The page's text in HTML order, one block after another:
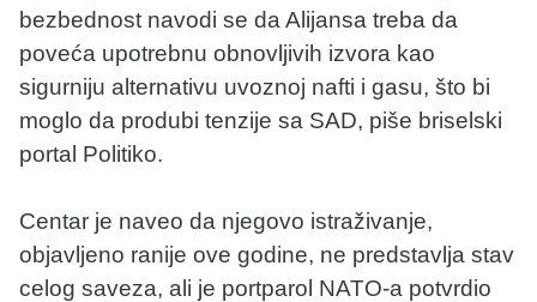
bezbednost navodi se da Alijansa treba da
poveća upotrebnu obnovljivih izvora kao
sigurniju alternativu uvoznoj nafti i gasu, što bi
moglo da produbi tenzije sa SAD, piše briselski
portal Politiko.
Centar je naveo da njegovo istraživanje,
objavljeno ranije ove godine, ne predstavlja stav
celog saveza, ali je portparol NATO-a potvrdio